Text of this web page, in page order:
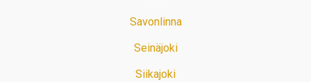
Savonlinna
Seinäjoki
Siikajoki